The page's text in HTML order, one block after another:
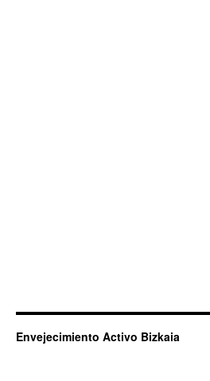
Envejecimiento Activo Bizkaia